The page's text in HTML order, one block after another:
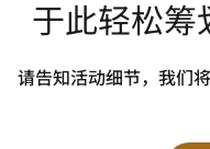
于此轻松筹
请告知活动细节，我们